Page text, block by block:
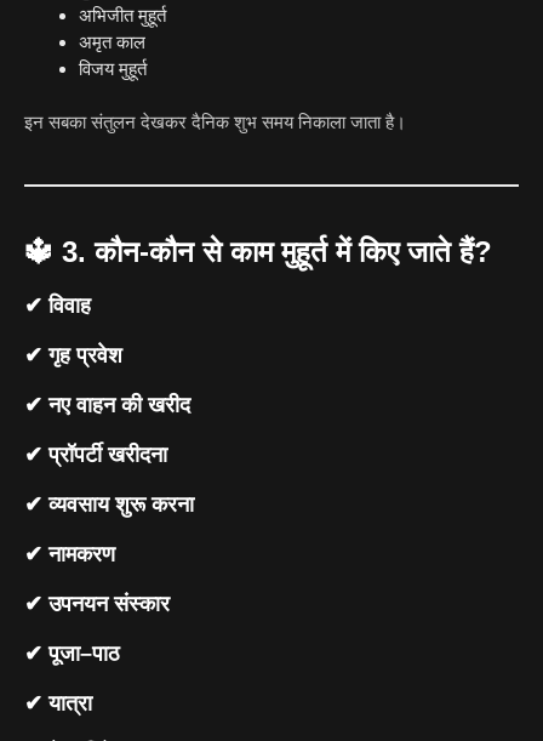
अभिजीत मुहूर्त
अमृत काल
विजय मुहूर्त
इन सबका संतुलन देखकर दैनिक शुभ समय निकाला जाता है।
🔱 3. कौन-कौन से काम मुहूर्त में किए जाते हैं?
✔ विवाह
✔ गृह प्रवेश
✔ नए वाहन की खरीद
✔ प्रॉपर्टी खरीदना
✔ व्यवसाय शुरू करना
✔ नामकरण
✔ उपनयन संस्कार
✔ पूजा–पाठ
✔ यात्रा